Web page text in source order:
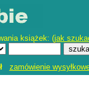
książek: (jak
zamówienie